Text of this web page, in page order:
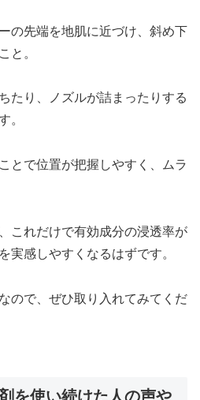
の先端を地肌に近づけ、斜め下
と。
たり、ノズルが詰まったりする
。
とで位置が把握しやすく、ムラ
これだけで有効成分の浸透率が
実感しやすくなるはずです。
ので、ぜひ取り入れてみてくだ
を使い続けた人の声や